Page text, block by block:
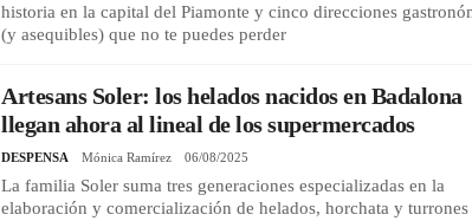
historia en la capital del Piamonte y cinco direcciones
(y asequibles) que no te puedes perder
Artesans Soler: los helados nacidos en Badalona
llegan ahora al lineal de los supermercados
DESPENSA Mónica Ramírez 06/08/2025
La familia Soler suma tres generaciones especializadas en la
elaboración y comercialización de helados, horchata y turrones